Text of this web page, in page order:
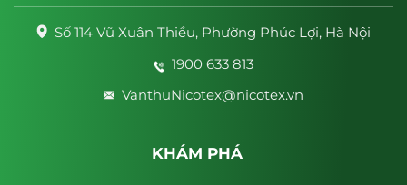
Số 114 Vũ Xuân Thiều, Phường Phúc Lợi, Hà Nội
1900 633 813
VanthuNicotex@nicotex.vn
KHÁM PHÁ